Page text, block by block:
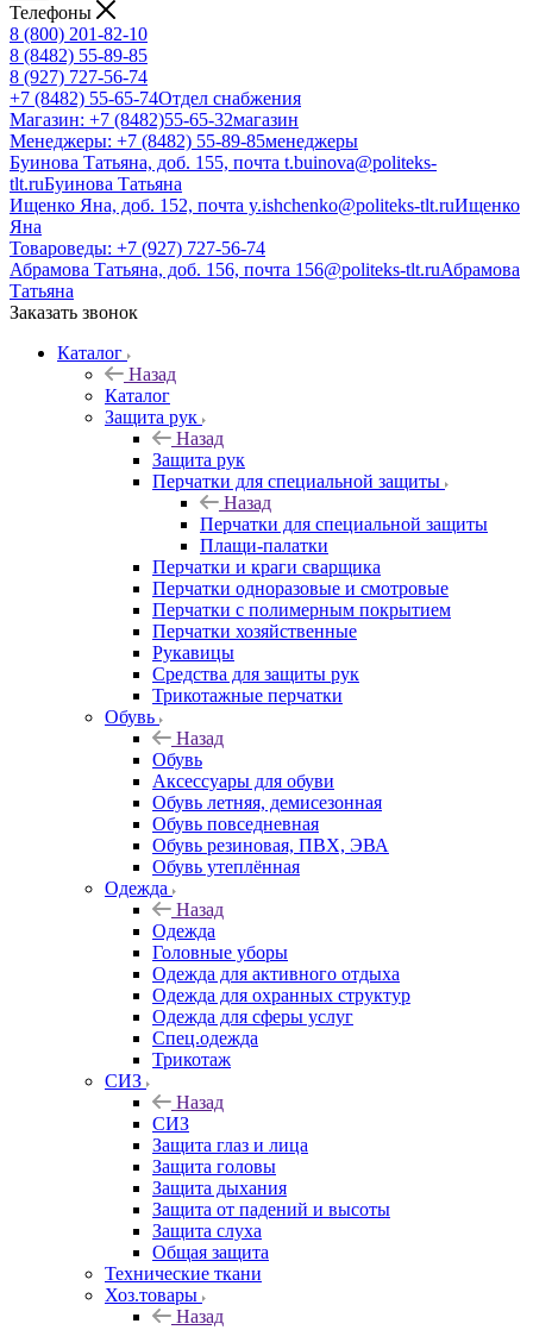
Телефоны
8 (800) 201-82-10
8 (8482) 55-89-85
8 (927) 727-56-74
+7 (8482) 55-65-74Отдел снабжения
Магазин: +7 (8482)55-65-32магазин
Менеджеры: +7 (8482) 55-89-85менеджеры
Буинова Татьяна, доб. 155, почта t.buinova@politeks-
tlt.ruБуинова Татьяна
Ищенко Яна, доб. 152, почта y.ishchenko@politeks-tlt.ruИщенко
Яна
Товароведы: +7 (927) 727-56-74
Абрамова Татьяна, доб. 156, почта 156@politeks-tlt.ruАбрамова
Татьяна
Заказать звонок
Каталог
Назад
Каталог
Защита рук
Назад
Защита рук
Перчатки для специальной защиты
Назад
Перчатки для специальной защиты
Плащи-палатки
Перчатки и краги сварщика
Перчатки одноразовые и смотровые
Перчатки с полимерным покрытием
Перчатки хозяйственные
Рукавицы
Средства для защиты рук
Трикотажные перчатки
Обувь
Назад
Обувь
Аксессуары для обуви
Обувь летняя, демисезонная
Обувь повседневная
Обувь резиновая, ПВХ, ЭВА
Обувь утеплённая
Одежда
Назад
Одежда
Головные уборы
Одежда для активного отдыха
Одежда для охранных структур
Одежда для сферы услуг
Спец.одежда
Трикотаж
СИЗ
Назад
СИЗ
Защита глаз и лица
Защита головы
Защита дыхания
Защита от падений и высоты
Защита слуха
Общая защита
Технические ткани
Хоз.товары
Назад